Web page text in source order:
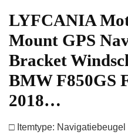
LYFCANIA
Mount GPS
Bracket
BMW F850GS
2018…
□ Itemtype: Navigatiebeugel